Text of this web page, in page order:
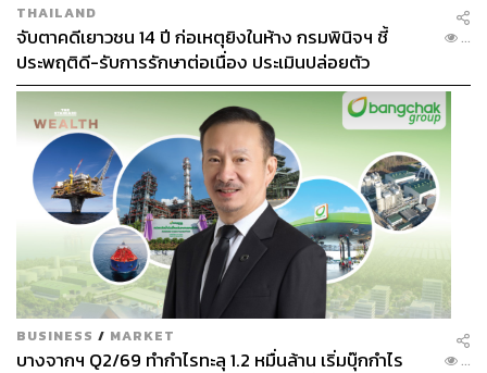
THAILAND
จับตาคดีเยาวชน 14 ปี ก่อเหตุยิงในห้าง กรมพินิจฯ ชี้
ประพฤติดี-รับการรักษาต่อเนื่อง ประเมินปล่อยตัว
...
BUSINESS / MARKET
บางจากฯ Q2/69 ทำกำไรทะลุ 1.2 หมื่นล้าน เริ่มบุ๊กกำไร
...